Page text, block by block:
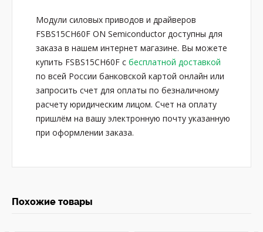
Модули силовых приводов и драйверов
FSBS15CH60F ON Semiconductor доступны для
заказа в нашем интернет магазине. Вы можете
купить FSBS15CH60F с бесплатной доставкой
по всей России банковской картой онлайн или
запросить счет для оплаты по безналичному
расчету юридическим лицом. Счет на оплату
пришлём на вашу электронную почту указанную
при оформлении заказа.
Похожие товары